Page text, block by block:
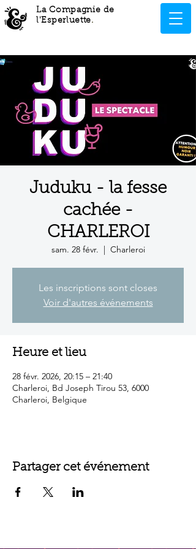
La Compagnie de
l'Esperluette.
Juduku - la fesse
cachée -
CHARLEROI
sam. 28 févr.
  |
Charleroi
Les inscriptions sont closes
Voir d'autres événements
Heure et lieu
28 févr. 2026, 20:15 – 21:40
Charleroi, Bd Joseph Tirou 53, 6000
Charleroi, Belgique
Partager cet événement